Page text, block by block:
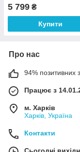
5 799 ₴
Купити
Про нас
94% позитивних з
Працює з
м. Харків
Харків, Україна
Контакти